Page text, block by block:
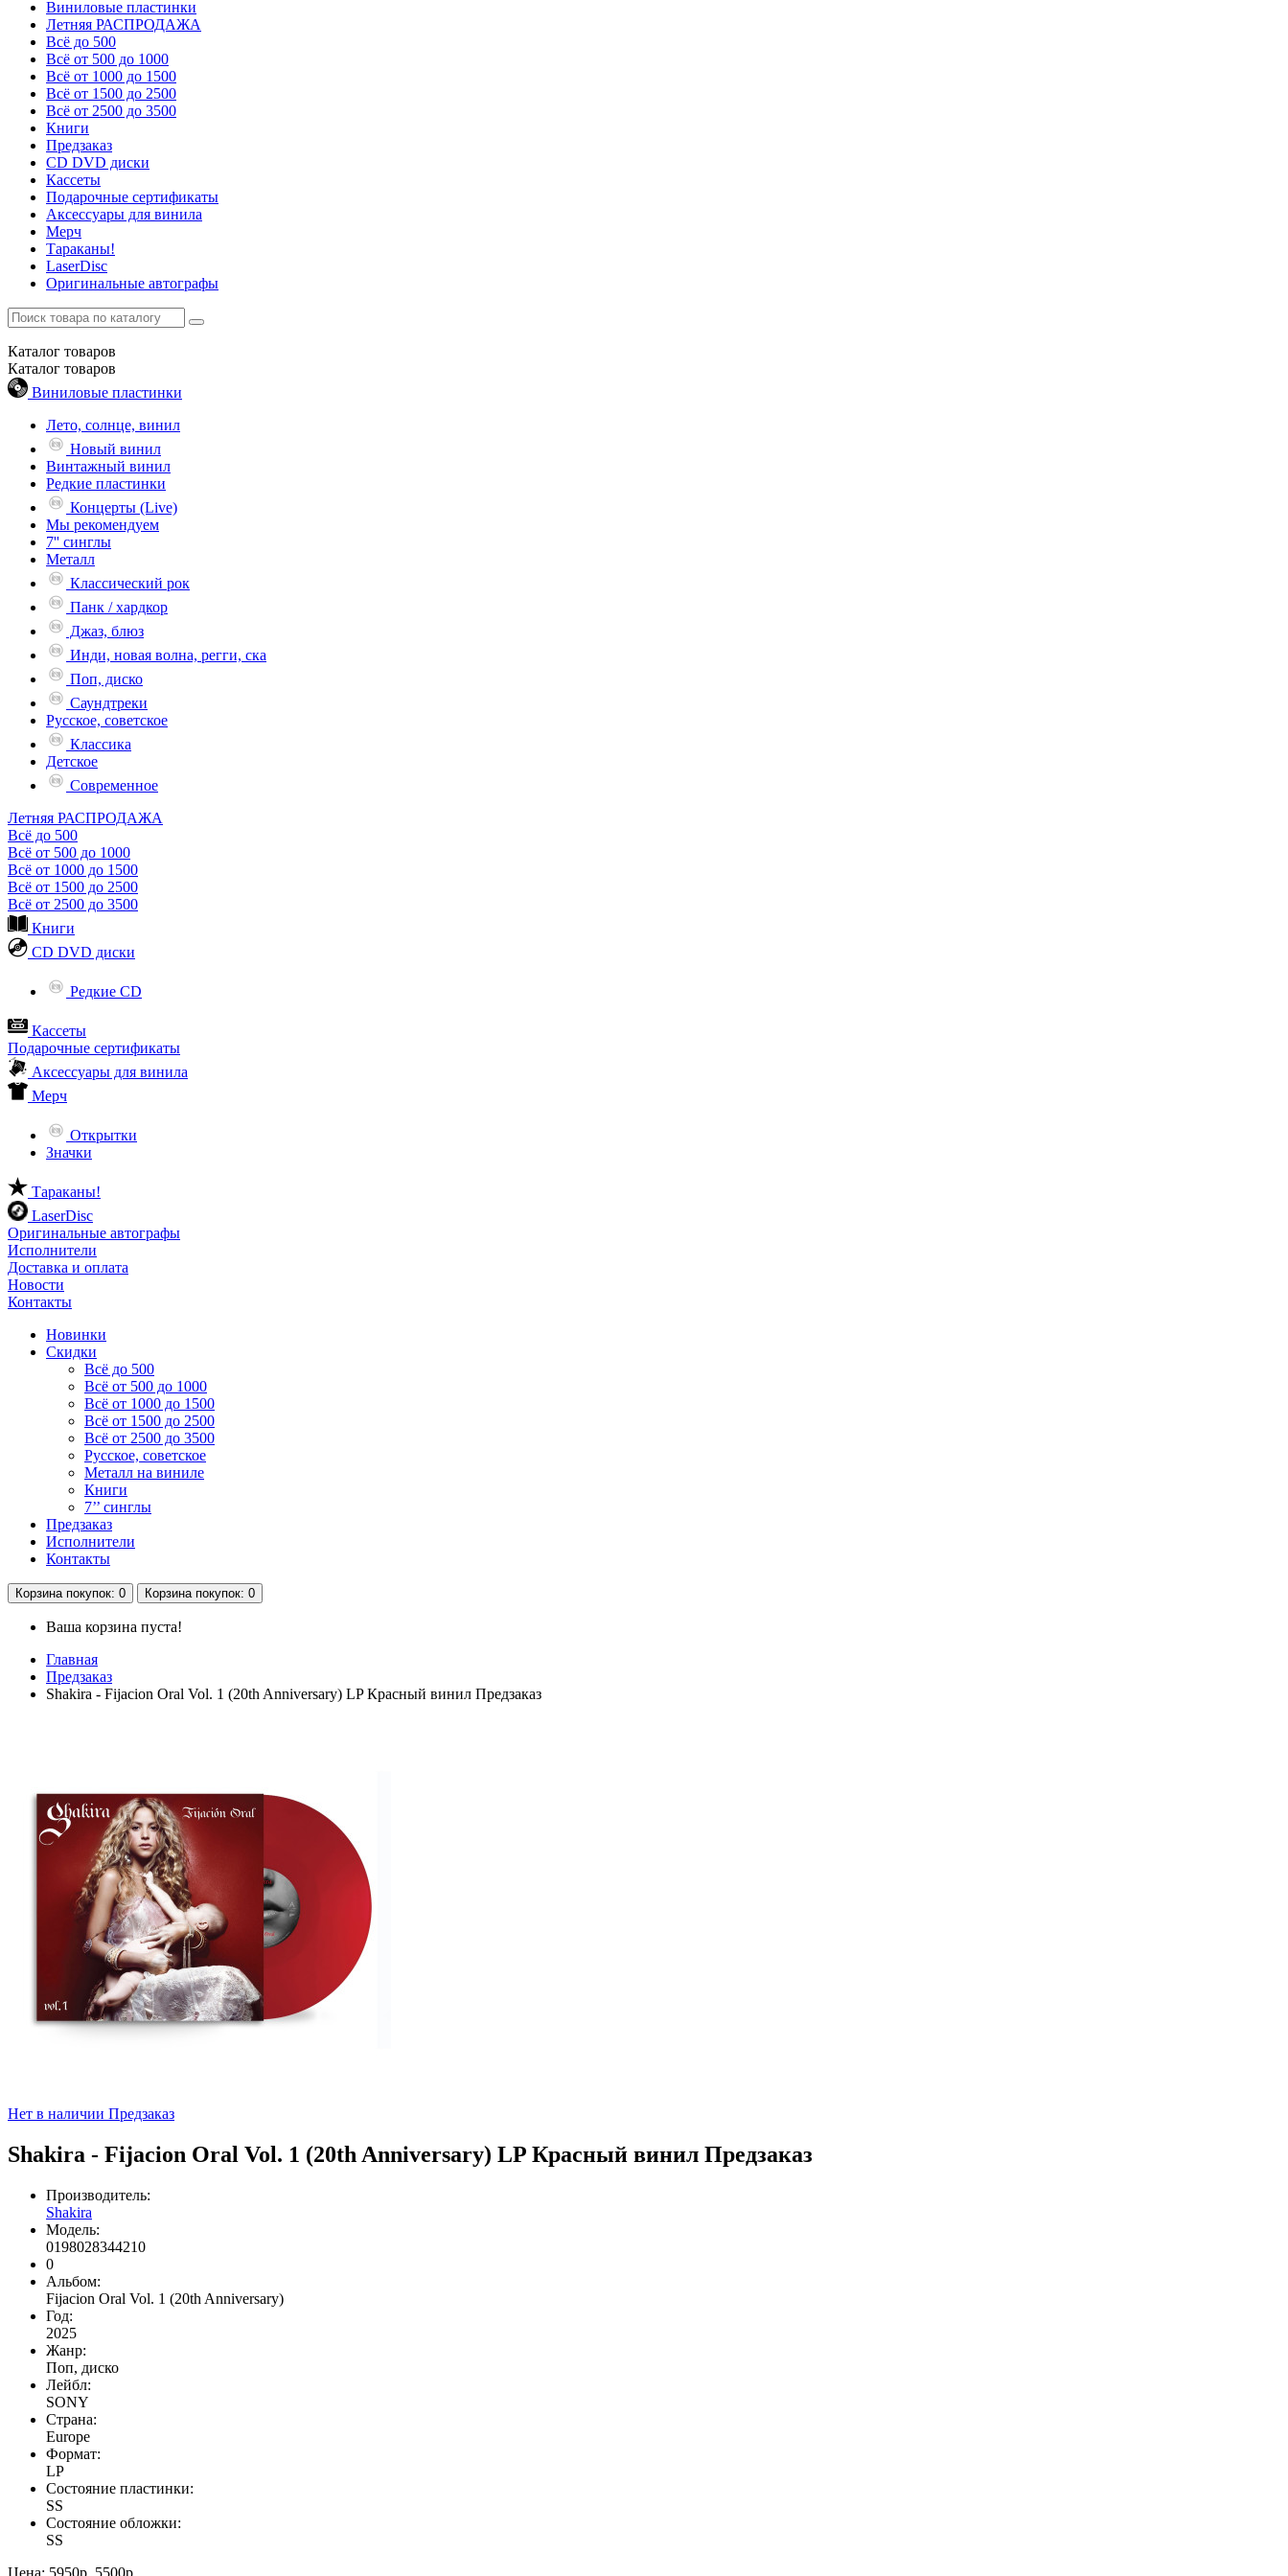
Виниловые пластинки
Летняя РАСПРОДАЖА
Всё до 500
Всё от 500 до 1000
Всё от 1000 до 1500
Всё от 1500 до 2500
Всё от 2500 до 3500
Книги
Предзаказ
CD DVD диски
Кассеты
Подарочные сертификаты
Аксессуары для винила
Мерч
Тараканы!
LaserDisc
Оригинальные автографы
Каталог товаров
Каталог товаров
Виниловые пластинки
Лето, солнце, винил
Новый винил
Винтажный винил
Редкие пластинки
Концерты (Live)
Мы рекомендуем
7'' синглы
Металл
Классический рок
Панк / хардкор
Джаз, блюз
Инди, новая волна, регги, ска
Поп, диско
Саундтреки
Русское, советское
Классика
Детское
Современное
Летняя РАСПРОДАЖА
Всё до 500
Всё от 500 до 1000
Всё от 1000 до 1500
Всё от 1500 до 2500
Всё от 2500 до 3500
Книги
CD DVD диски
Редкие CD
Кассеты
Подарочные сертификаты
Аксессуары для винила
Мерч
Открытки
Значки
Тараканы!
LaserDisc
Оригинальные автографы
Исполнители
Доставка и оплата
Новости
Контакты
Новинки
Скидки
Всё до 500
Всё от 500 до 1000
Всё от 1000 до 1500
Всё от 1500 до 2500
Всё от 2500 до 3500
Русское, советское
Металл на виниле
Книги
7’’ синглы
Предзаказ
Исполнители
Контакты
Корзина покупок: 0 Корзина покупок: 0
Ваша корзина пуста!
Главная
Предзаказ
Shakira - Fijacion Oral Vol. 1 (20th Anniversary) LP Красный винил Предзаказ
Нет в наличии Предзаказ
Shakira - Fijacion Oral Vol. 1 (20th Anniversary) LP Красный винил Предзаказ
Производитель:
Shakira
Модель:
0198028344210
0
Альбом:
Fijacion Oral Vol. 1 (20th Anniversary)
Год:
2025
Жанр:
Поп, диско
Лейбл:
SONY
Страна:
Europe
Формат:
LP
Состояние пластинки:
SS
Состояние обложки:
SS
Цена: 5950р. 5500р.